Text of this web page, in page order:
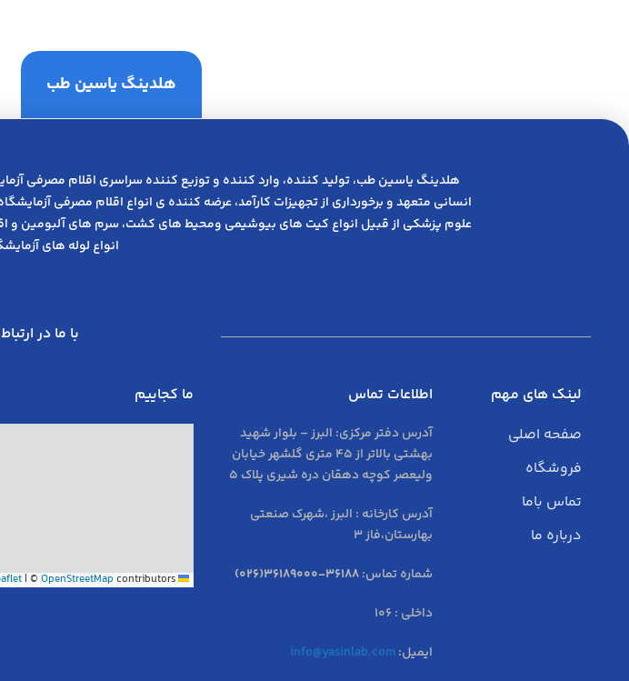
هلدینگ یاسین طب
هلدینگ یاسین طب، تولید کننده، وارد کننده و توزیع کننده سراسری اقلام مصرفی
انسانی متعهد و ﺑﺮﺧﻮرداری از ﺗﺠﻬﯿﺰات ﮐﺎرآﻣﺪ، عرضه کننده ی انواع اﻗﻼم مصرفی
علوم پزشکی از قبیل انواع کیت های بیوشیمی ومحیط های کشت، سرم های آلبومین و
انواع لوله های
با ما در
لینک های مهم
صفحه اصلی
فروشگاه
تماس باما
درباره ما
اطلاعات تماس
آدرس دفتر مرکزی: البرز – بلوار شهید
بهشتی بالاتر از 45 متری گلشهر خیابان
ولیعصر کوچه دهقان دره شیری پلاک 5
آدرس کارخانه : البرز ،شهرک صنعتی
بهارستان،فاز 3
شماره تماس:36188-36189000(026)
داخلی : 106
ایمیل: info@yasinlab.com
ما کجاییم
Leaflet
| © OpenStreetMap contributors